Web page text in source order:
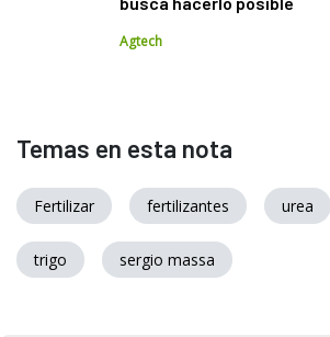
Agtech
Temas en esta nota
Fertilizar fertilizantes urea
trigo sergio massa